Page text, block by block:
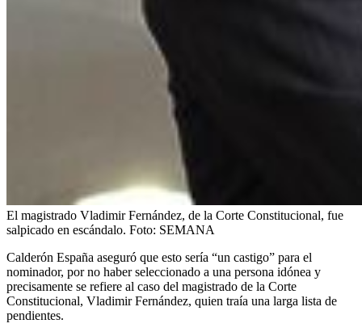
El magistrado Vladimir Fernández, de la Corte Constitucional, fue
salpicado en escándalo. Foto: SEMANA
Calderón España aseguró que esto sería “un castigo” para el
nominador, por no haber seleccionado a una persona idónea y
precisamente se refiere al caso del magistrado de la Corte
Constitucional, Vladimir Fernández, quien traía una larga lista de
pendientes.